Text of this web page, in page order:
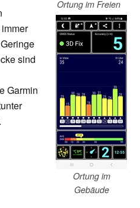
Ortung im Freien
Ortung im
Gebäude
sind
Garmin